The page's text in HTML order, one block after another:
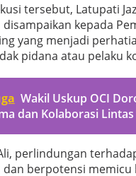
tersebut, Latupati
disampaikan kepada
yang menjadi
pidana atau pelaku
Wakil Uskup OCI
dan Kolaborasi
perlindungan
dan berpotensi memicu